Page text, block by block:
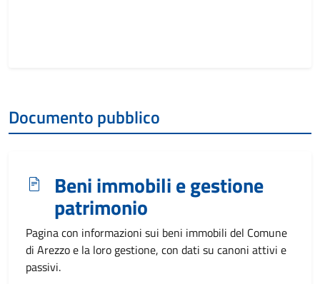
Documento pubblico
Beni immobili e gestione
patrimonio
Pagina con informazioni sui beni immobili del Comune
di Arezzo e la loro gestione, con dati su canoni attivi e
passivi.